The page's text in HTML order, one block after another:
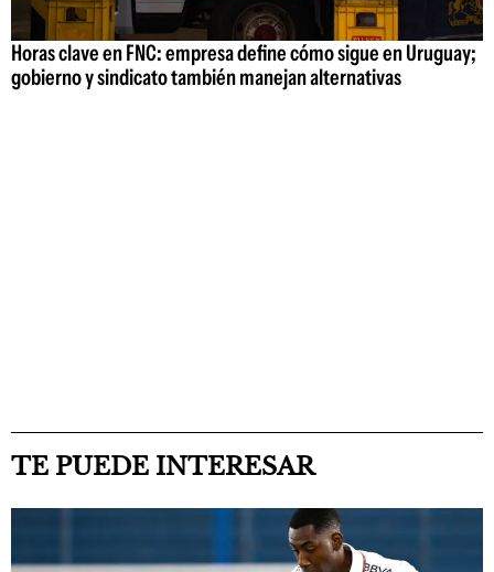
Horas clave en FNC: empresa define cómo sigue en Uruguay;
gobierno y sindicato también manejan alternativas
TE PUEDE INTERESAR